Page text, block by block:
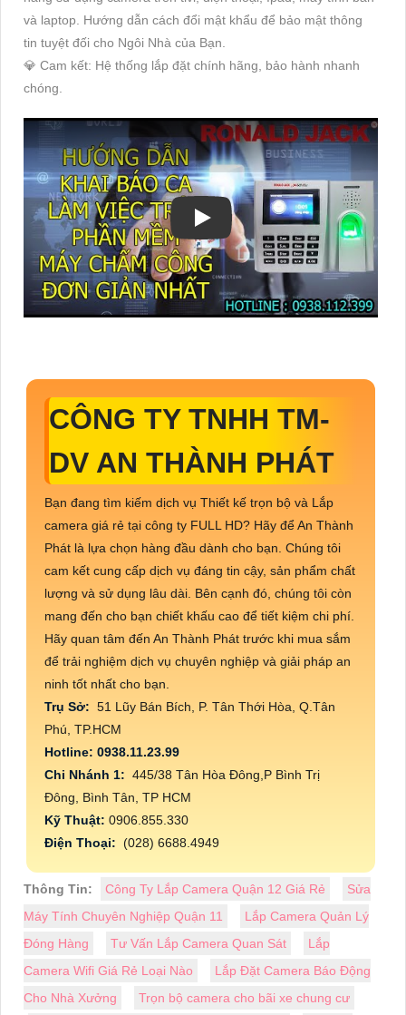
và laptop. Hướng dẫn cách đổi mật khẩu để bảo mật thông
tin tuyệt đối cho Ngôi Nhà của Bạn.
💎 Cam kết: Hệ thống lắp đặt chính hãng, bảo hành nhanh
chóng.
CÔNG TY TNHH TM-
DV AN THÀNH PHÁT
Bạn đang tìm kiếm dịch vụ Thiết kế trọn bộ và Lắp
camera giá rẻ tại công ty FULL HD? Hãy để An Thành
Phát là lựa chọn hàng đầu dành cho bạn. Chúng tôi
cam kết cung cấp dịch vụ đáng tin cậy, sản phẩm chất
lượng và sử dụng lâu dài. Bên cạnh đó, chúng tôi còn
mang đến cho bạn chiết khấu cao để tiết kiệm chi phí.
Hãy quan tâm đến An Thành Phát trước khi mua sắm
để trải nghiệm dịch vụ chuyên nghiệp và giải pháp an
ninh tốt nhất cho bạn.
Trụ Sở: 51 Lũy Bán Bích, P. Tân Thới Hòa, Q.Tân
Phú, TP.HCM
Hotline: 0938.11.23.99
Chi Nhánh 1: 445/38 Tân Hòa Đông,P Bình Trị
Đông, Bình Tân, TP HCM
Kỹ Thuật: 0906.855.330
Điện Thoại: (028) 6688.4949
Thông Tin: Công Ty Lắp Camera Quận 12 Giá Rẻ
Sửa
Máy Tính Chuyên Nghiệp Quận 11
Lắp Camera Quản Lý
Đóng Hàng
Tư Vấn Lắp Camera Quan Sát
Lắp
Camera Wifi Giá Rẻ Loại Nào
Lắp Đặt Camera Báo Động
Cho Nhà Xưởng
Trọn bộ camera cho bãi xe chung cư